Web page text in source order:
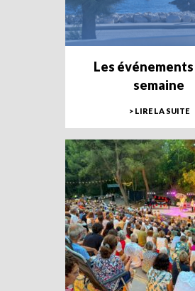
Les événements
semaine
> LIRE LA SUITE